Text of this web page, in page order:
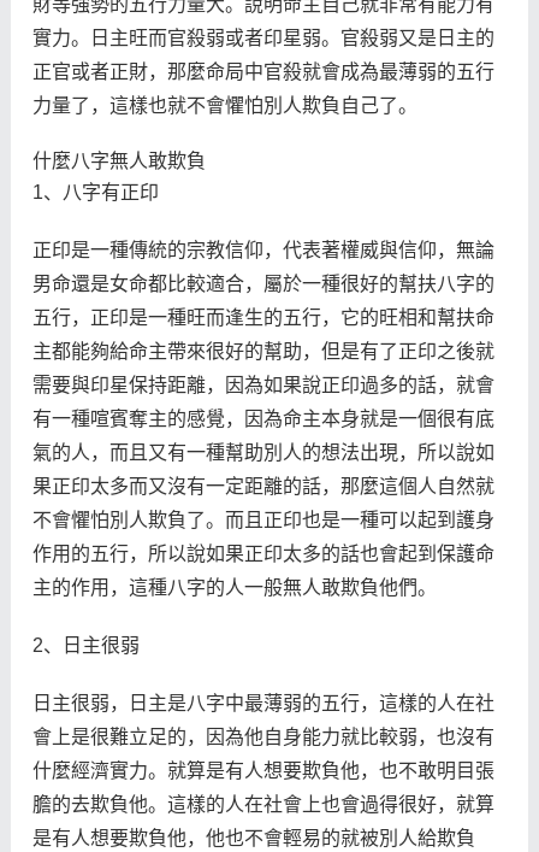
財等強勢的五行力量大。說明命主自己就非常有能力有
實力。日主旺而官殺弱或者印星弱。官殺弱又是日主的
正官或者正財，那麼命局中官殺就會成為最薄弱的五行
力量了，這樣也就不會懼怕別人欺負自己了。
什麼八字無人敢欺負
1、八字有正印
正印是一種傳統的宗教信仰，代表著權威與信仰，無論
男命還是女命都比較適合，屬於一種很好的幫扶八字的
五行，正印是一種旺而逢生的五行，它的旺相和幫扶命
主都能夠給命主帶來很好的幫助，但是有了正印之後就
需要與印星保持距離，因為如果說正印過多的話，就會
有一種喧賓奪主的感覺，因為命主本身就是一個很有底
氣的人，而且又有一種幫助別人的想法出現，所以說如
果正印太多而又沒有一定距離的話，那麼這個人自然就
不會懼怕別人欺負了。而且正印也是一種可以起到護身
作用的五行，所以說如果正印太多的話也會起到保護命
主的作用，這種八字的人一般無人敢欺負他們。
2、日主很弱
日主很弱，日主是八字中最薄弱的五行，這樣的人在社
會上是很難立足的，因為他自身能力就比較弱，也沒有
什麼經濟實力。就算是有人想要欺負他，也不敢明目張
膽的去欺負他。這樣的人在社會上也會過得很好，就算
是有人想要欺負他，他也不會輕易的就被別人給欺負